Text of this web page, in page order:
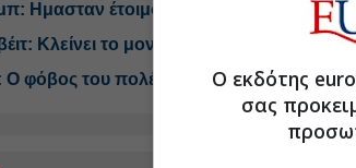
Ημασταν έτοιμοι για τη μεγαλύτερη
Κλείνει το μοναδικό ιρανικό σχολείο
Ο φόβος του πολέμου «πάγωσε» τις
Ο εκδότης
σας